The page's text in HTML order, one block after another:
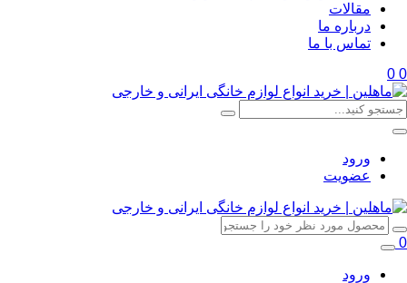
مقالات
درباره ما
تماس با ما
0
0
ورود
عضویت
0
ورود